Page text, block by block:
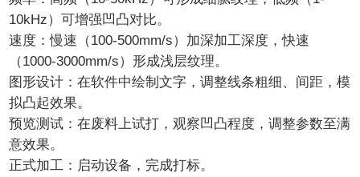
10kHz）可增强凹凸对比。
速度：慢速（100-500mm/s）加深加工深度，快速
（1000-3000mm/s）形成浅层纹理。
图形设计：在软件中绘制文字，调整线条粗细、间距，模
拟凸起效果。
预览测试：在废料上试打，观察凹凸程度，调整参数至满
意效果。
正式加工：启动设备，完成打标。